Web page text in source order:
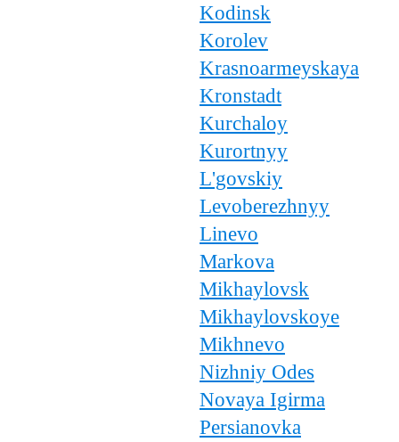
Kodinsk
Korolev
Krasnoarmeyskaya
Kronstadt
Kurchaloy
Kurortnyy
L'govskiy
Levoberezhnyy
Linevo
Markova
Mikhaylovsk
Mikhaylovskoye
Mikhnevo
Nizhniy Odes
Novaya Igirma
Persianovka